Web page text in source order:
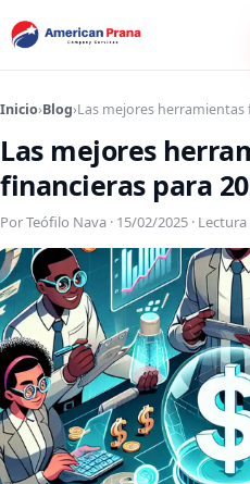
Inicio›Blog›Las mejores
Las mejores
financieras para
Por Teófilo Nava · 15/02/2025 ·